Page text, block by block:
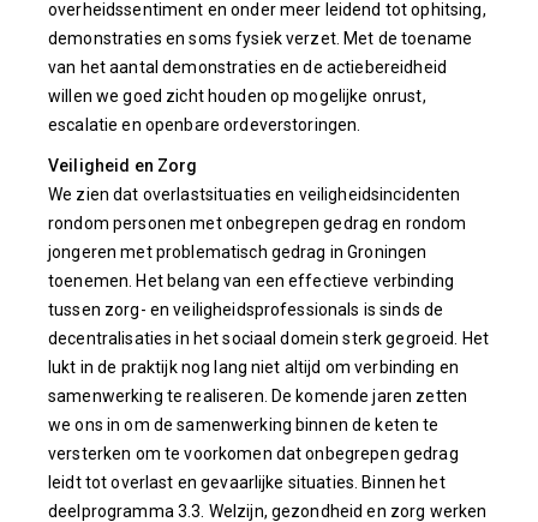
overheidssentiment en onder meer leidend tot ophitsing,
demonstraties en soms fysiek verzet. Met de toename
van het aantal demonstraties en de actiebereidheid
willen we goed zicht houden op mogelijke onrust,
escalatie en openbare ordeverstoringen.
Veiligheid en Zorg
We zien dat overlastsituaties en veiligheidsincidenten
rondom personen met onbegrepen gedrag en rondom
jongeren met problematisch gedrag in Groningen
toenemen. Het belang van een effectieve verbinding
tussen zorg- en veiligheidsprofessionals is sinds de
decentralisaties in het sociaal domein sterk gegroeid. Het
lukt in de praktijk nog lang niet altijd om verbinding en
samenwerking te realiseren. De komende jaren zetten
we ons in om de samenwerking binnen de keten te
versterken om te voorkomen dat onbegrepen gedrag
leidt tot overlast en gevaarlijke situaties. Binnen het
deelprogramma 3.3. Welzijn, gezondheid en zorg werken